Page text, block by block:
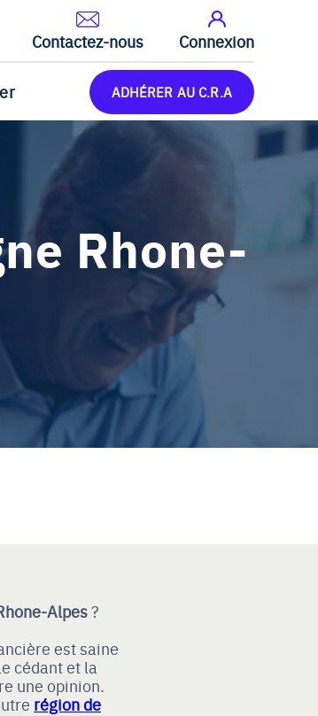
Contactez-nous Connexion
ADHÉRER AU C.R.A
Rhone-
Alpes?
est saine
cédant et la
une opinion.
région de